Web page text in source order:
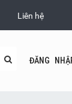
Liên hệ
ĐĂNG